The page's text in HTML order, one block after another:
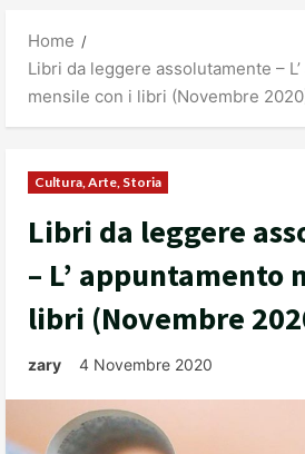
Home
Libri da leggere assolutamente –
mensile con i libri (Novembre
Cultura, Arte, Storia
Libri da leggere
– L’ appuntamento
libri (Novembre
zary 4 Novembre 2020